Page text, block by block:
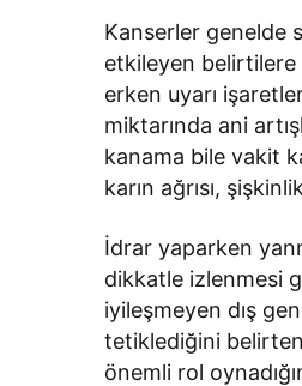
Kanserler genelde
etkileyen belirtilere
erken uyarı
miktarında ani
kanama bile vakit
karın ağrısı,
İdrar yaparken
dikkatle izlenmesi
iyileşmeyen dış
tetiklediğini
önemli rol